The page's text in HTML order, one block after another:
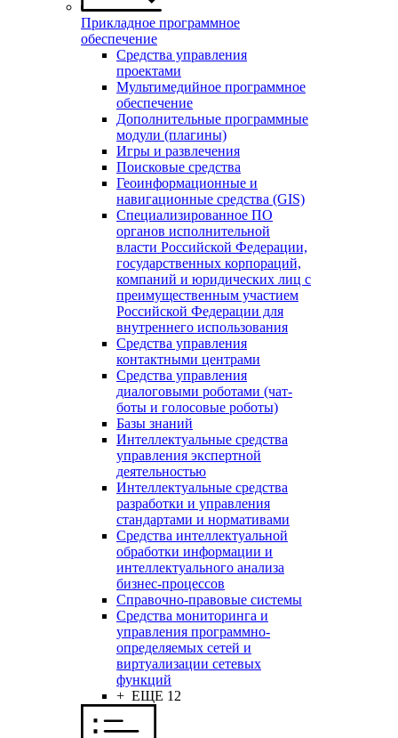
Прикладное программное
обеспечение
Средства управления
проектами
Мультимедийное программное
обеспечение
Дополнительные программные
модули (плагины)
Игры и развлечения
Поисковые средства
Геоинформационные и
навигационные средства (GIS)
Специализированное ПО
органов исполнительной
власти Российской Федерации,
государственных корпораций,
компаний и юридических лиц с
преимущественным участием
Российской Федерации для
внутреннего использования
Средства управления
контактными центрами
Средства управления
диалоговыми роботами (чат-
боты и голосовые роботы)
Базы знаний
Интеллектуальные средства
управления экспертной
деятельностью
Интеллектуальные средства
разработки и управления
стандартами и нормативами
Средства интеллектуальной
обработки информации и
интеллектуального анализа
бизнес-процессов
Справочно-правовые системы
Средства мониторинга и
управления программно-
определяемых сетей и
виртуализации сетевых
функций
+ ЕЩЕ 12